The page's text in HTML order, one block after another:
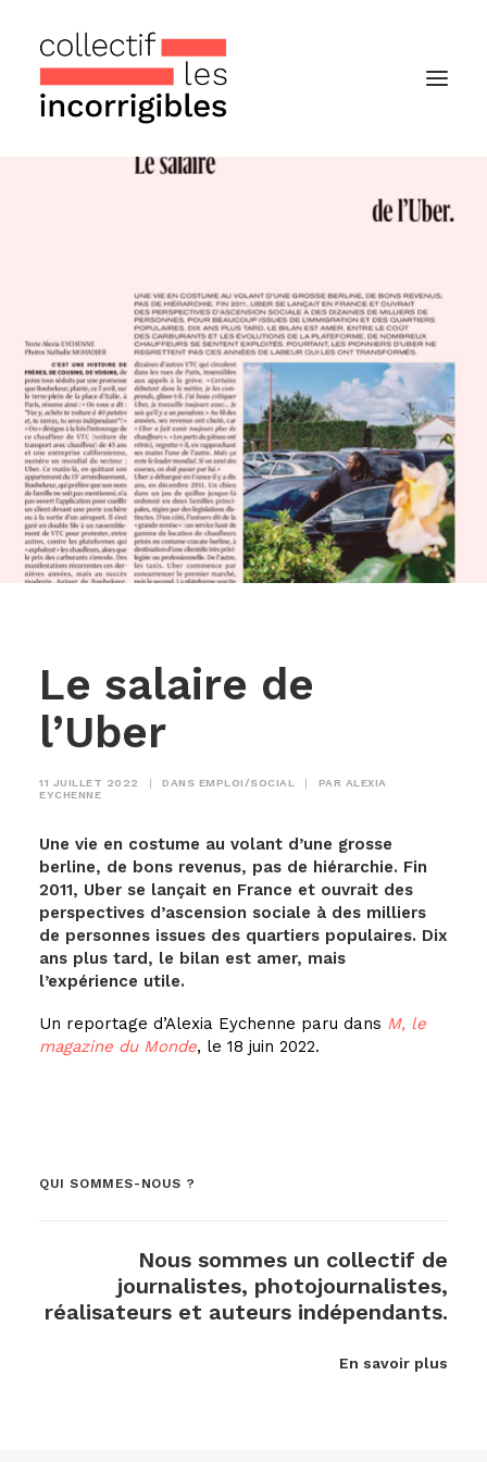
Notre « Incolettre » mensuelle
Recherche
Le salaire de
l’Uber
11 JUILLET 2022 | DANS EMPLOI/SOCIAL | PAR ALEXIA
EYCHENNE
Une vie en costume au volant d’une grosse
berline, de bons revenus, pas de hiérarchie. Fin
2011, Uber se lançait en France et ouvrait des
perspectives d’ascension sociale à des milliers
de personnes issues des quartiers populaires. Dix
ans plus tard, le bilan est amer, mais
l’expérience utile.
Un reportage d’Alexia Eychenne paru dans M, le
magazine du Monde, le 18 juin 2022.
QUI SOMMES-NOUS ?
Nous sommes un collectif de
journalistes, photojournalistes,
réalisateurs et auteurs indépendants.
En savoir plus